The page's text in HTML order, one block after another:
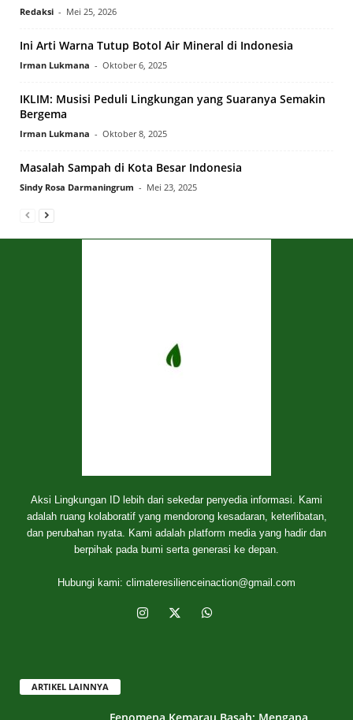
Redaksi - Mei 25, 2026
Ini Arti Warna Tutup Botol Air Mineral di Indonesia
Irman Lukmana - Oktober 6, 2025
IKLIM: Musisi Peduli Lingkungan yang Suaranya Semakin
Bergema
Irman Lukmana - Oktober 8, 2025
Masalah Sampah di Kota Besar Indonesia
Sindy Rosa Darmaningrum - Mei 23, 2025
Aksi Lingkungan ID lebih dari sekedar penyedia informasi. Kami
adalah ruang kolaboratif yang mendorong kesadaran, keterlibatan,
dan perubahan nyata. Kami adalah platform media yang hadir dan
berpihak pada bumi serta generasi ke depan.
Hubungi kami: climateresilienceinaction@gmail.com
ARTIKEL LAINNYA